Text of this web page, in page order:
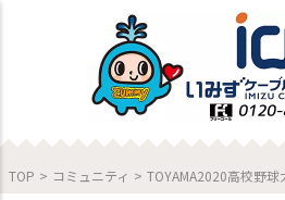
TOP > コミュニティ > TOYAMA2020高校野球